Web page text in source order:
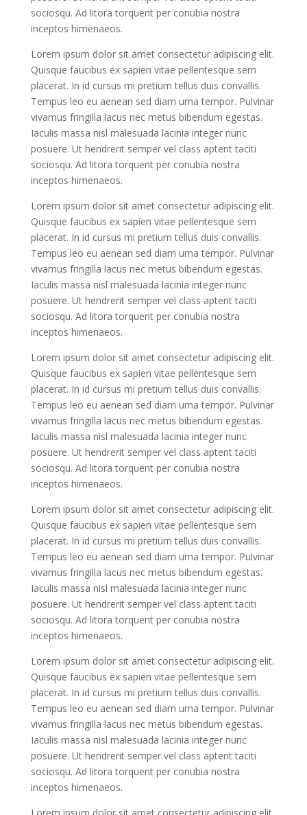
sociosqu. Ad litora torquent per conubia nostra
inceptos himenaeos.
Lorem ipsum dolor sit amet consectetur adipiscing elit.
Quisque faucibus ex sapien vitae pellentesque sem
placerat. In id cursus mi pretium tellus duis convallis.
Tempus leo eu aenean sed diam urna tempor. Pulvinar
vivamus fringilla lacus nec metus bibendum egestas.
Iaculis massa nisl malesuada lacinia integer nunc
posuere. Ut hendrerit semper vel class aptent taciti
sociosqu. Ad litora torquent per conubia nostra
inceptos himenaeos.
Lorem ipsum dolor sit amet consectetur adipiscing elit.
Quisque faucibus ex sapien vitae pellentesque sem
placerat. In id cursus mi pretium tellus duis convallis.
Tempus leo eu aenean sed diam urna tempor. Pulvinar
vivamus fringilla lacus nec metus bibendum egestas.
Iaculis massa nisl malesuada lacinia integer nunc
posuere. Ut hendrerit semper vel class aptent taciti
sociosqu. Ad litora torquent per conubia nostra
inceptos himenaeos.
Lorem ipsum dolor sit amet consectetur adipiscing elit.
Quisque faucibus ex sapien vitae pellentesque sem
placerat. In id cursus mi pretium tellus duis convallis.
Tempus leo eu aenean sed diam urna tempor. Pulvinar
vivamus fringilla lacus nec metus bibendum egestas.
Iaculis massa nisl malesuada lacinia integer nunc
posuere. Ut hendrerit semper vel class aptent taciti
sociosqu. Ad litora torquent per conubia nostra
inceptos himenaeos.
Lorem ipsum dolor sit amet consectetur adipiscing elit.
Quisque faucibus ex sapien vitae pellentesque sem
placerat. In id cursus mi pretium tellus duis convallis.
Tempus leo eu aenean sed diam urna tempor. Pulvinar
vivamus fringilla lacus nec metus bibendum egestas.
Iaculis massa nisl malesuada lacinia integer nunc
posuere. Ut hendrerit semper vel class aptent taciti
sociosqu. Ad litora torquent per conubia nostra
inceptos himenaeos.
Lorem ipsum dolor sit amet consectetur adipiscing elit.
Quisque faucibus ex sapien vitae pellentesque sem
placerat. In id cursus mi pretium tellus duis convallis.
Tempus leo eu aenean sed diam urna tempor. Pulvinar
vivamus fringilla lacus nec metus bibendum egestas.
Iaculis massa nisl malesuada lacinia integer nunc
posuere. Ut hendrerit semper vel class aptent taciti
sociosqu. Ad litora torquent per conubia nostra
inceptos himenaeos.